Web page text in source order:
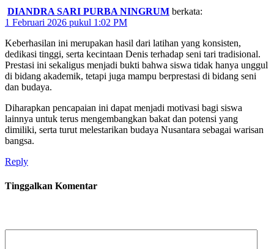
DIANDRA SARI PURBA NINGRUM berkata:
1 Februari 2026 pukul 1:02 PM
Keberhasilan ini merupakan hasil dari latihan yang konsisten,
dedikasi tinggi, serta kecintaan Denis terhadap seni tari tradisional.
Prestasi ini sekaligus menjadi bukti bahwa siswa tidak hanya unggul
di bidang akademik, tetapi juga mampu berprestasi di bidang seni
dan budaya.
Diharapkan pencapaian ini dapat menjadi motivasi bagi siswa
lainnya untuk terus mengembangkan bakat dan potensi yang
dimiliki, serta turut melestarikan budaya Nusantara sebagai warisan
bangsa.
Reply
Tinggalkan Komentar